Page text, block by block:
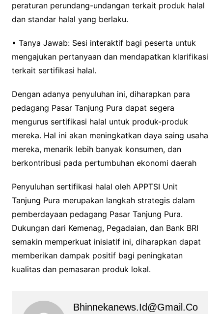
peraturan perundang-undangan terkait produk halal
dan standar halal yang berlaku.
• Tanya Jawab: Sesi interaktif bagi peserta untuk
mengajukan pertanyaan dan mendapatkan klarifikasi
terkait sertifikasi halal.
Dengan adanya penyuluhan ini, diharapkan para
pedagang Pasar Tanjung Pura dapat segera
mengurus sertifikasi halal untuk produk-produk
mereka. Hal ini akan meningkatkan daya saing usaha
mereka, menarik lebih banyak konsumen, dan
berkontribusi pada pertumbuhan ekonomi daerah
Penyuluhan sertifikasi halal oleh APPTSI Unit
Tanjung Pura merupakan langkah strategis dalam
pemberdayaan pedagang Pasar Tanjung Pura.
Dukungan dari Kemenag, Pegadaian, dan Bank BRI
semakin memperkuat inisiatif ini, diharapkan dapat
memberikan dampak positif bagi peningkatan
kualitas dan pemasaran produk lokal.
Bhinnekanews.id@gmail.co